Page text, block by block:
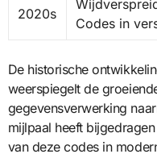
2020s
Codes in
De historische
weerspiegelt de
gegevensverwerking
mijlpaal heeft
van deze codes in